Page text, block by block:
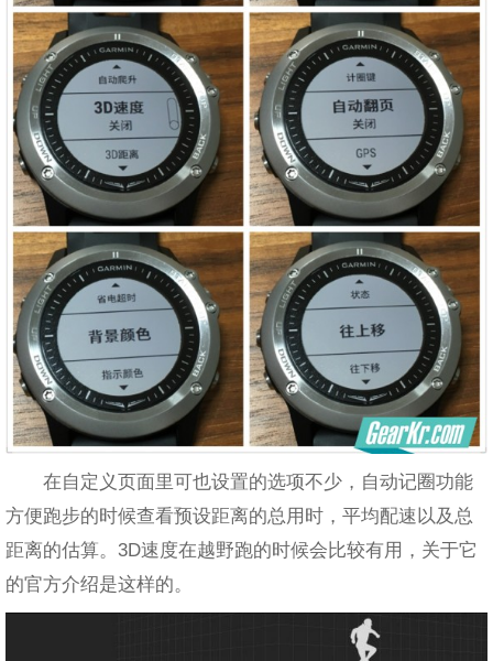
在自定义页面里可也设置的选项不少，自动记圈功能
方便跑步的时候查看预设距离的总用时，平均配速以及总
距离的估算。3D速度在越野跑的时候会比较有用，关于它
的官方介绍是这样的。